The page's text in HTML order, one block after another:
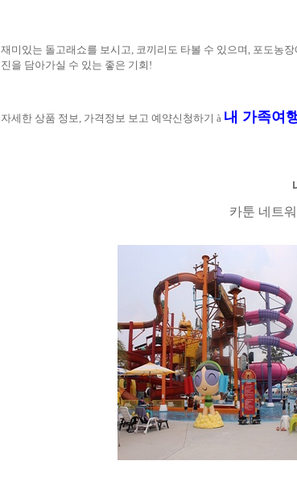
재미있는 돌고래쇼를 보시고, 코끼리도 타볼 수 있으며 , 포도농장
진을 담아가실 수 있는 좋은 기회 !
자세한 상품 정보 가격정보 보고 예약신청하기 à 내 가족여
카툰 네트